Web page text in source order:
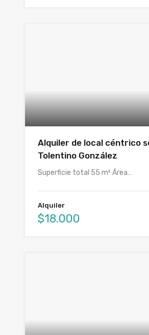
Alquiler de local céntrico
Tolentino González
Superficie total 55 m² Área…
Alquiler
$18.000